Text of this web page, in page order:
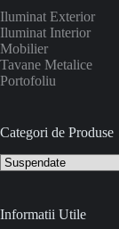
Iluminat Exterior
Iluminat Interior
Mobilier
Tavane Metalice
Portofoliu
Categori de Produse
Informatii Utile